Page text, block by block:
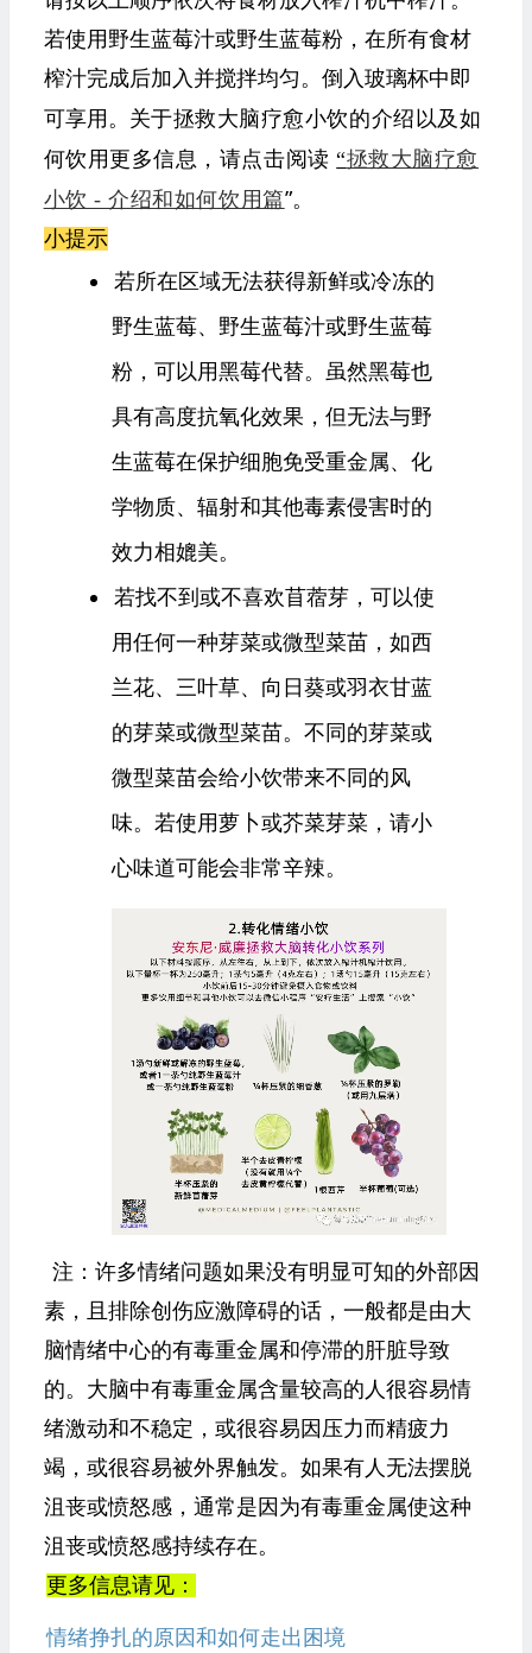
若使用野生蓝莓汁或野生蓝莓粉，在所有食材
榨汁完成后加入并搅拌均匀。倒入玻璃杯中即
可享用。 关于拯救大脑疗愈小饮的介绍以及如
何饮用更多信息，请点击阅读“拯救大脑疗愈
小饮 - 介绍和如何饮用篇”。
小提示
若所在区域无法获得新鲜或冷冻的
野生蓝莓、野生蓝莓汁或野生蓝莓
粉，可以用黑莓代替。虽然黑莓也
具有高度抗氧化效果，但无法与野
生蓝莓在保护细胞免受重金属、化
学物质、辐射和其他毒素侵害时的
效力相媲美。
若找不到或不喜欢苜蓿芽，可以使
用任何一种芽菜或微型菜苗，如西
兰花、三叶草、向日葵或羽衣甘蓝
的芽菜或微型菜苗。不同的芽菜或
微型菜苗会给小饮带来不同的风
味。若使用萝卜或芥菜芽菜，请小
心味道可能会非常辛辣。
注：许多情绪问题如果没有明显可知的外部因
素，且排除创伤应激障碍的话，一般都是由大
脑情绪中心的有毒重金属和停滞的肝脏导致
的。大脑中有毒重金属含量较高的人很容易情
绪激动和不稳定，或很容易因压力而精疲力
竭，或很容易被外界触发。如果有人无法摆脱
沮丧或愤怒感，通常是因为有毒重金属使这种
沮丧或愤怒感持续存在。
更多信息请见：
情绪挣扎的原因和如何走出困境